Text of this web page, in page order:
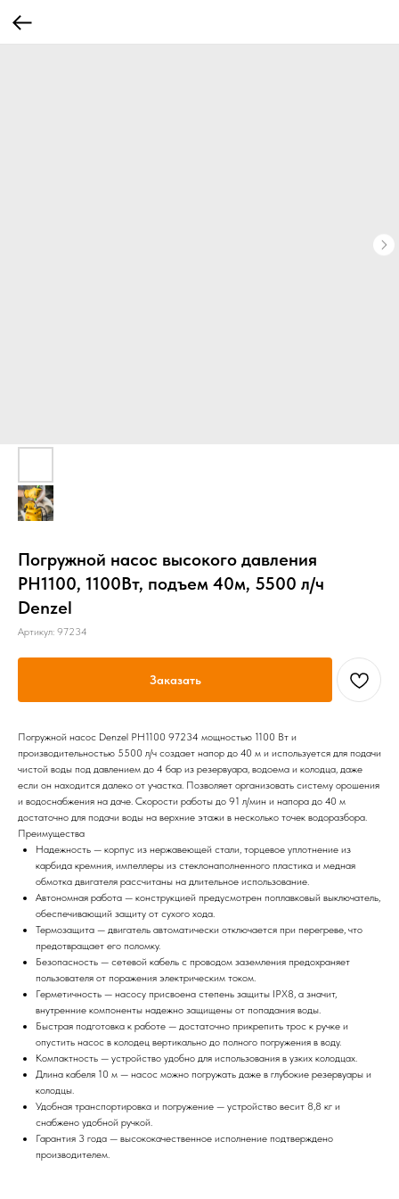
Погружной насос высокого давления
PH1100, 1100Вт, подъем 40м, 5500 л/ч
Denzel
Артикул: 97234
Заказать
Погружной насос Denzel PH1100 97234 мощностью 1100 Вт и
производительностью 5500 л/ч создает напор до 40 м и используется для подачи
чистой воды под давлением до 4 бар из резервуара, водоема и колодца, даже
если он находится далеко от участка. Позволяет организовать систему орошения
и водоснабжения на даче. Скорости работы до 91 л/мин и напора до 40 м
достаточно для подачи воды на верхние этажи в несколько точек водоразбора.
Преимущества
Надежность — корпус из нержавеющей стали, торцевое уплотнение из
карбида кремния, импеллеры из стеклонаполненного пластика и медная
обмотка двигателя рассчитаны на длительное использование.
Автономная работа — конструкцией предусмотрен поплавковый выключатель,
обеспечивающий защиту от сухого хода.
Термозащита — двигатель автоматически отключается при перегреве, что
предотвращает его поломку.
Безопасность — сетевой кабель с проводом заземления предохраняет
пользователя от поражения электрическим током.
Герметичность — насосу присвоена степень защиты IPX8, а значит,
внутренние компоненты надежно защищены от попадания воды.
Быстрая подготовка к работе — достаточно прикрепить трос к ручке и
опустить насос в колодец вертикально до полного погружения в воду.
Компактность — устройство удобно для использования в узких колодцах.
Длина кабеля 10 м — насос можно погружать даже в глубокие резервуары и
колодцы.
Удобная транспортировка и погружение — устройство весит 8,8 кг и
снабжено удобной ручкой.
Гарантия 3 года — высококачественное исполнение подтверждено
производителем.